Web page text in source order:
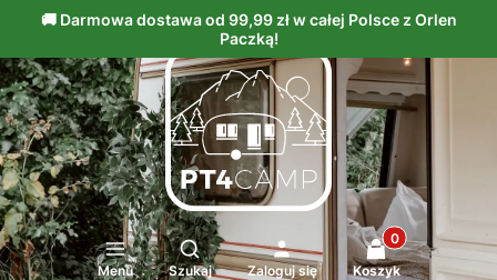
Menu
Otwórz wyszukiwarkę
Szukaj Zaloguj się
Produkty w
Koszyk